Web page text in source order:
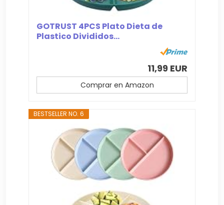
GOTRUST 4PCS Plato Dieta de
Plastico Divididos...
11,99 EUR
Comprar en Amazon
BESTSELLER NO. 6